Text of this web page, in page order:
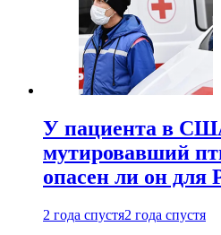
У пациента в
мутировавший
опасен ли он для
2 года спустя2 года спустя